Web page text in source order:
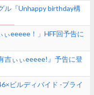
ル『Unhappy birthday構
eeeee！」HFF回予告に
吉ぃぃeeeee!』予告に登
ビルディバイド -ブライ